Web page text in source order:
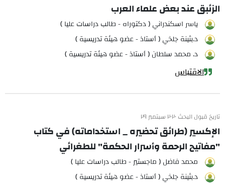
الزئبق عند بعض علماء العرب
ياسر اسكندراني ( دكتوراه - طالب دراسات عليا )
د.بثينة جلخي ( أستاذ - عضو هيئة تدريسية )
د. محمد سلطان ( أستاذ - عضو هيئة تدريسية )
الاقتباس
تاريخ قبول البحث ٢٠٢٠ سبتمبر ٢٩
الإكسير (طرائق تحضيره _ استخداماته) في كتاب
"مفاتيح الرحمة وأسرار الحكمة" للطغرائي
محمد فاضل ( ماجستير - طالب دراسات عليا )
د.بثينة جلخي ( أستاذ - عضو هيئة تدريسية )